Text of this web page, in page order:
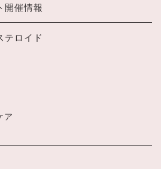
開催情報
テロイド
ア